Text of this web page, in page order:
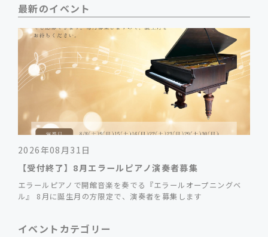
最新のイベント
2026年08月31日
【受付終了】8月エラールピアノ演奏者募集
エラールピアノで開館音楽を奏でる『エラールオープニングベ
ル』 8月に誕生月の方限定で、演奏者を募集します
イベントカテゴリー